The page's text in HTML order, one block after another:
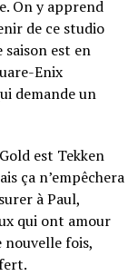
On y apprend
de ce studio
saison est en
Enix
demande un
est Tekken
ça n’empêchera
à Paul,
qui ont amour
fois,